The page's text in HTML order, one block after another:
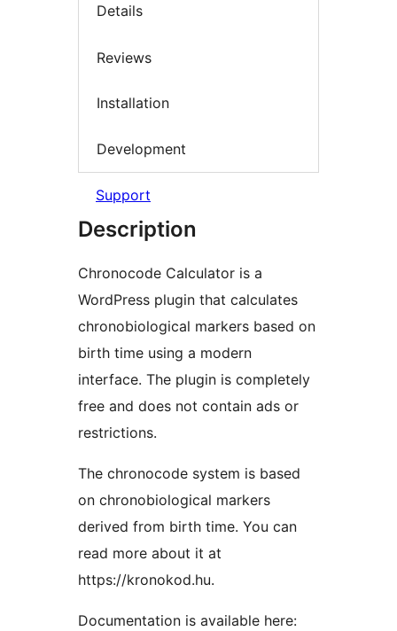
Details
Reviews
Installation
Development
Support
Description
Chronocode Calculator is a
WordPress plugin that calculates
chronobiological markers based on
birth time using a modern
interface. The plugin is completely
free and does not contain ads or
restrictions.
The chronocode system is based
on chronobiological markers
derived from birth time. You can
read more about it at
https://kronokod.hu.
Documentation is available here: